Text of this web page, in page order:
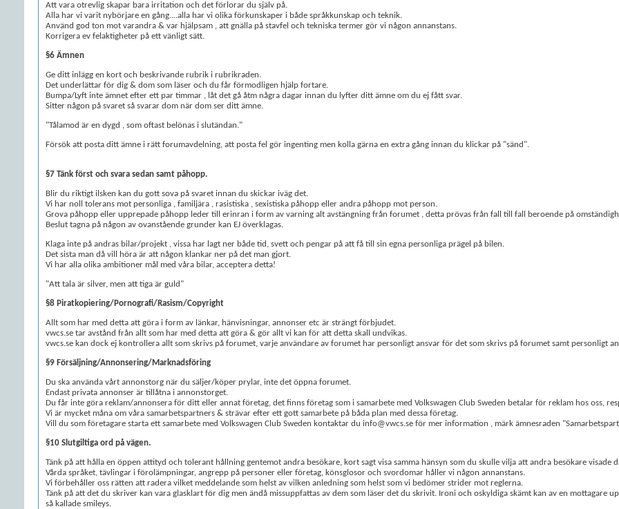
Att vara otrevlig skapar bara irritation och det förlorar du själv på.
Alla har vi varit nybörjare en gång....alla har vi olika förkunskaper i både språkkunskap och teknik.
Använd god ton mot varandra & var hjälpsam , att gnälla på stavfel och tekniska termer gör vi någon annanstans.
Korrigera ev felaktigheter på ett vänligt sätt.
§6 Ämnen
Ge ditt inlägg en kort och beskrivande rubrik i rubrikraden.
Det underlättar för dig & dom som läser och du får förmodligen hjälp fortare.
Bumpa/Lyft inte ämnet efter ett par timmar , låt det gå åtm några dagar innan du lyfter ditt ämne om du ej fått svar.
Sitter någon på svaret så svarar dom när dom ser ditt ämne.
"Tålamod är en dygd , som oftast belönas i slutändan."
Försök att posta ditt ämne i rätt forumavdelning, att posta fel gör ingenting men kolla gärna en extra gång innan du klickar på "sänd".
§7 Tänk först och svara sedan samt påhopp.
Blir du riktigt ilsken kan du gott sova på svaret innan du skickar iväg det.
Vi har noll tolerans mot personliga , familjära , rasistiska , sexistiska påhopp eller andra påhopp mot person.
Grova påhopp eller upprepade påhopp leder till erinran i form av varning alt avstängning från forumet , detta prövas från fall till fall beroende på
Beslut tagna på någon av ovanstående grunder kan EJ överklagas.
Klaga inte på andras bilar/projekt , vissa har lagt ner både tid, svett och pengar på att få till sin egna personliga prägel på bilen.
Det sista man då vill höra är att någon klankar ner på det man gjort.
Vi har alla olika ambitioner mål med våra bilar, acceptera detta!
"Att tala är silver, men att tiga är guld"
§8 Piratkopiering/Pornografi/Rasism/Copyright
Allt som har med detta att göra i form av länkar, hänvisningar, annonser etc är strängt förbjudet.
vwcs.se tar avstånd från allt som har med detta att göra & gör allt vi kan för att detta skall undvikas.
vwcs.se kan dock ej kontrollera allt som skrivs på forumet, varje användare av forumet har personligt ansvar för det som skrivs på forumet samt personligt
§9 Försäljning/Annonsering/Marknadsföring
Du ska använda vårt annonstorg när du säljer/köper prylar, inte det öppna forumet.
Endast privata annonser är tillåtna i annonstorget.
Du får inte göra reklam/annonsera för ditt eller annat företag, det finns företag som i samarbete med Volkswagen Club Sweden betalar för reklam hos oss,
Vi är mycket måna om våra samarbetspartners & strävar efter ett gott samarbete på båda plan med dessa företag.
Vill du som företagare starta ett samarbete med Volkswagen Club Sweden kontaktar du info@vwcs.se för mer information , märk ämnesraden
§10 Slutgiltiga ord på vägen.
Tänk på att hålla en öppen attityd och tolerant hållning gentemot andra besökare, kort sagt visa samma hänsyn som du skulle vilja att andra besökare visade
Vårda språket, tävlingar i förolämpningar, angrepp på personer eller företag, könsglosor och svordomar håller vi någon annanstans.
Vi förbehåller oss rätten att radera vilket meddelande som helst av vilken anledning som helst som vi bedömer strider mot reglerna.
Tänk på att det du skriver kan vara glasklart för dig men ändå missuppfattas av dem som läser det du skrivit. Ironi och oskyldiga skämt kan av en mottagare
så kallade smileys.